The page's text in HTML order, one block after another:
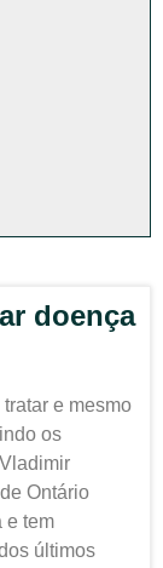
doença
e mesmo
os
Ontário
e tem
últimos